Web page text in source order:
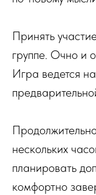
Принять
группе. Очно и
Игра ведется
нескольких
планировать
комфортно